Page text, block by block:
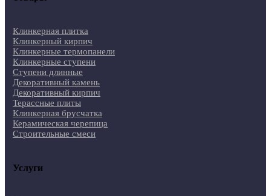
Клинкерная плитка
Клинкерный кирпич
Клинкерные термопанели
Клинкерные ступени
Ступени длинные
Декоративный камень
Декоративный кирпич
Терассные плиты
Клинкерная брусчатка
Керамическая черепица
Строительные смеси
Услуги